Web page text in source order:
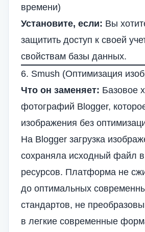
времени)
Установите, если: Вы
защитить доступ к своей
свойствам базы данных.
6. Smush (Оптимизация
Что он заменяет: Базовое
фотографий Blogger,
изображения без
На Blogger загрузка
сохраняла исходный файл
ресурсов. Платформа не
до оптимальных
стандартов, не
в легкие современные